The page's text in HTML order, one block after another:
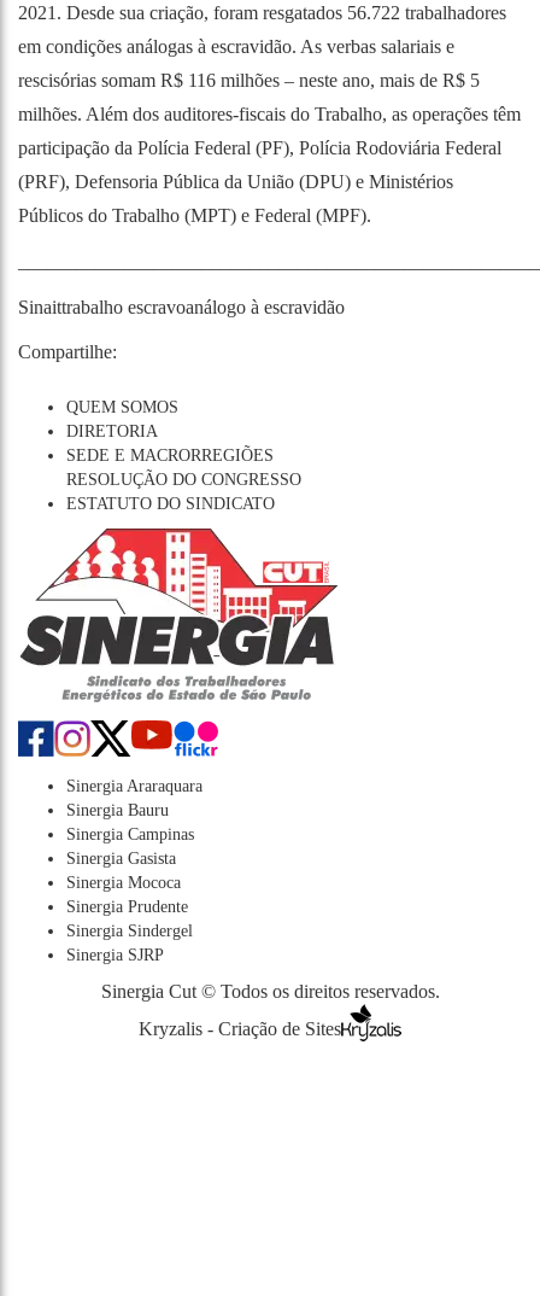
2021. Desde sua criação, foram resgatados 56.722 trabalhadores
em condições análogas à escravidão. As verbas salariais e
rescisórias somam R$ 116 milhões – neste ano, mais de R$ 5
milhões. Além dos auditores-fiscais do Trabalho, as operações têm
participação da Polícia Federal (PF), Polícia Rodoviária Federal
(PRF), Defensoria Pública da União (DPU) e Ministérios
Públicos do Trabalho (MPT) e Federal (MPF).
Sinaittrabalho escravoanálogo à escravidão
Compartilhe:
QUEM SOMOS
DIRETORIA
SEDE E MACRORREGIÕES
RESOLUÇÃO DO CONGRESSO
ESTATUTO DO SINDICATO
Sinergia Araraquara
Sinergia Bauru
Sinergia Campinas
Sinergia Gasista
Sinergia Mococa
Sinergia Prudente
Sinergia Sindergel
Sinergia SJRP
Sinergia Cut © Todos os direitos reservados.
Kryzalis - Criação de Sites